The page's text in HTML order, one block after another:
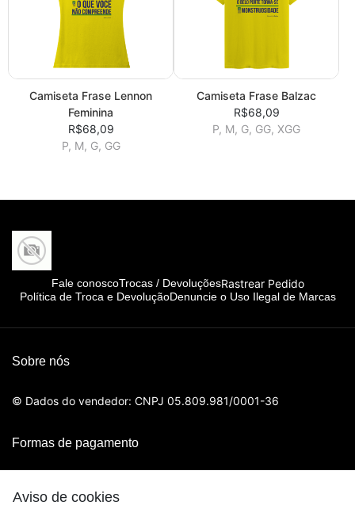
Camiseta Frase Lennon
Feminina
R$68,09
P, M, G, GG
Camiseta Frase Balzac
R$68,09
P, M, G, GG, XGG
Aviso de cookies
Fale conoscoTrocas / DevoluçõesRastrear Pedido
Política de Troca e DevoluçãoDenuncie o Uso Ilegal de Marcas
Sobre nós
© Dados do vendedor: CNPJ 05.809.981/0001-36
Formas de pagamento